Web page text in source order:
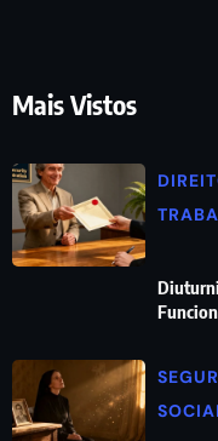
Mais Vistos